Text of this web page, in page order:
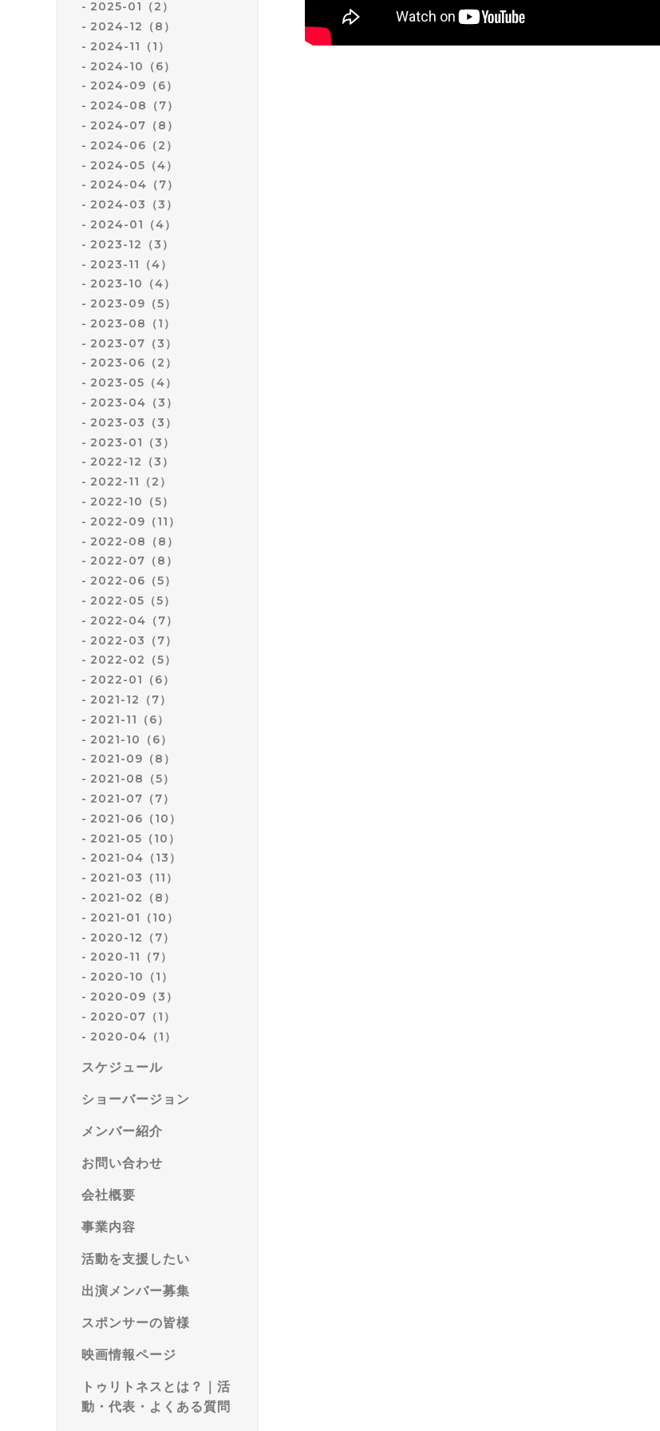
2025-01（2）
2024-12（8）
2024-11（1）
2024-10（6）
2024-09（6）
2024-08（7）
2024-07（8）
2024-06（2）
2024-05（4）
2024-04（7）
2024-03（3）
2024-01（4）
2023-12（3）
2023-11（4）
2023-10（4）
2023-09（5）
2023-08（1）
2023-07（3）
2023-06（2）
2023-05（4）
2023-04（3）
2023-03（3）
2023-01（3）
2022-12（3）
2022-11（2）
2022-10（5）
2022-09（11）
2022-08（8）
2022-07（8）
2022-06（5）
2022-05（5）
2022-04（7）
2022-03（7）
2022-02（5）
2022-01（6）
2021-12（7）
2021-11（6）
2021-10（6）
2021-09（8）
2021-08（5）
2021-07（7）
2021-06（10）
2021-05（10）
2021-04（13）
2021-03（11）
2021-02（8）
2021-01（10）
2020-12（7）
2020-11（7）
2020-10（1）
2020-09（3）
2020-07（1）
2020-04（1）
スケジュール
ショーバージョン
メンバー紹介
お問い合わせ
会社概要
事業内容
活動を支援したい
出演メンバー募集
スポンサーの皆様
映画情報ページ
トゥリトネスとは？｜活
動・代表・よくある質問